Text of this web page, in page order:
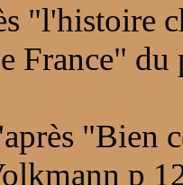
"l'histoire
France"
"Bien
p